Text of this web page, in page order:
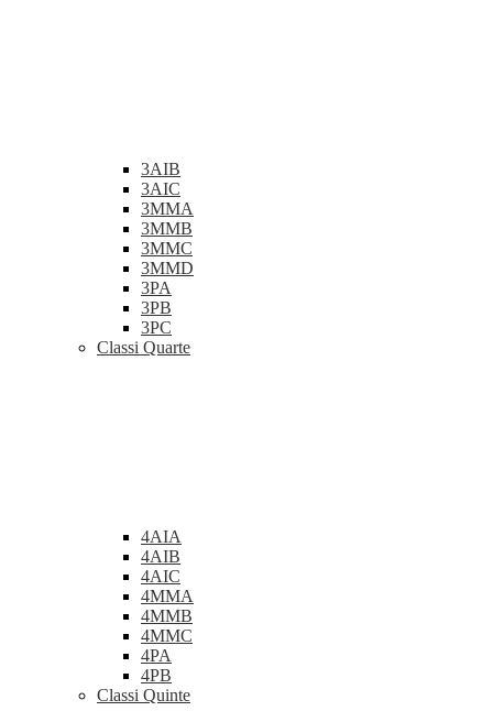
3AIB
3AIC
3MMA
3MMB
3MMC
3MMD
3PA
3PB
3PC
Classi Quarte
4AIA
4AIB
4AIC
4MMA
4MMB
4MMC
4PA
4PB
Classi Quinte